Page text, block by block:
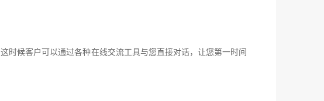
候客户可以通过各种在线交流工具与您直接对话，让您第一时间